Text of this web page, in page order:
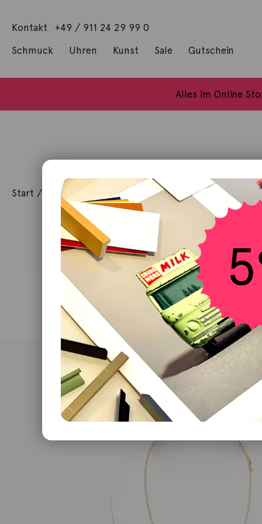
Kontakt +49 / 911 24 29 99 0
Schmuck Uhren Kunst Sale Gutschein
Alles im Online
Start / Schmuck Halsschmuck/ Kette Belcher 90cm